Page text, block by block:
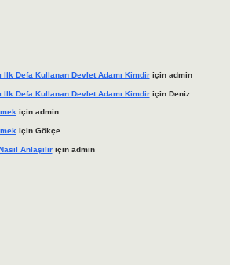
Ilk Defa Kullanan Devlet Adamı Kimdiriçin admin
Ilk Defa Kullanan Devlet Adamı Kimdiriçin Deniz
için admin
için Gökçe
Anlaşılıriçin admin